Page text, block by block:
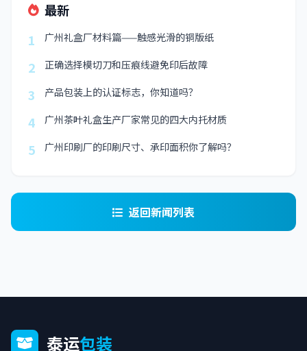
最新
1
广州礼盒厂材料篇——触感光滑的铜版纸
2 正确选择模切刀和压痕线避免印后故障
3 产品包装上的认证标志，你知道吗？
4 广州茶叶礼盒生产厂家常见的四大内托材质
5 广州印刷厂的印刷尺寸、承印面积你了解吗？
返回新闻列表
泰运包装